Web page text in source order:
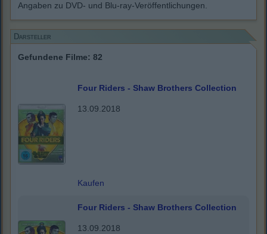
Angaben zu DVD- und Blu-ray-Veröffentlichungen.
Darsteller
Gefundene Filme: 82
Four Riders - Shaw Brothers Collection
13.09.2018
Kaufen
Four Riders - Shaw Brothers Collection
13.09.2018